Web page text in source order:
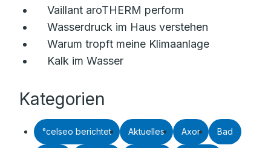
Vaillant aroTHERM perform
Wasserdruck im Haus verstehen
Warum tropft meine Klimaanlage
Kalk im Wasser
Kategorien
°celseo berichtet Aktuelles Axor Bad